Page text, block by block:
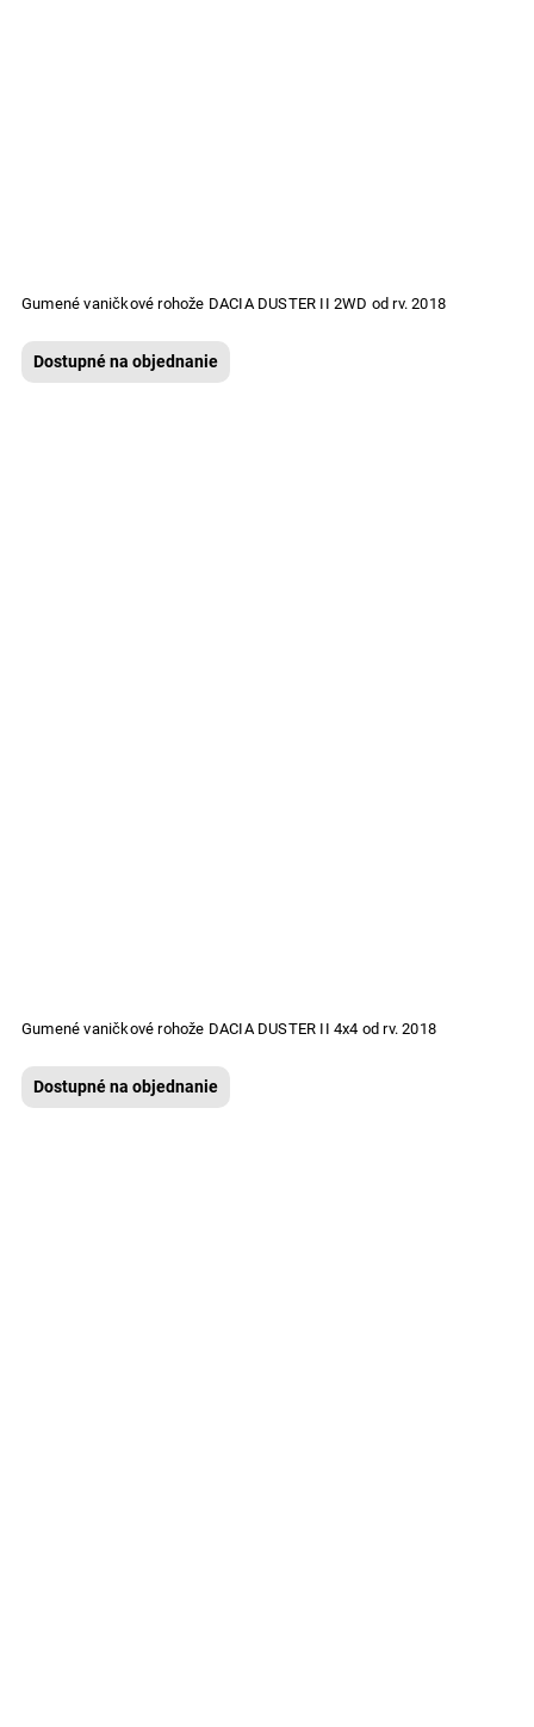
Gumené vaničkové rohože DACIA DUSTER II 2WD od rv. 2018
Dostupné na objednanie
Gumené vaničkové rohože DACIA DUSTER II 4x4 od rv. 2018
Dostupné na objednanie